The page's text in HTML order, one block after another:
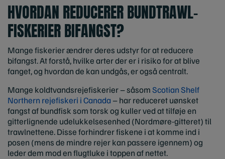
HVORDAN REDUCERER BUNDTRAWL-
FISKERIER BIFANGST?
Mange fiskerier ændrer deres udstyr for at reducere
bifangst. At forstå, hvilke arter der er i risiko for at blive
fanget, og hvordan de kan undgås, er også centralt.
Mange koldtvandsrejefiskerier – såsomScotian Shelf
Northern rejefiskeri i Canada – har reduceret uønsket
fangst af bundfisk som torsk og kuller ved at tilføje en
gitterlignende udelukkelsesenhed (Nordmøre-gitteret) til
trawlnettene. Disse forhindrer fiskene i at komme ind i
posen (mens de mindre rejer kan passere igennem) og
leder dem mod en flugtluke i toppen af nettet.